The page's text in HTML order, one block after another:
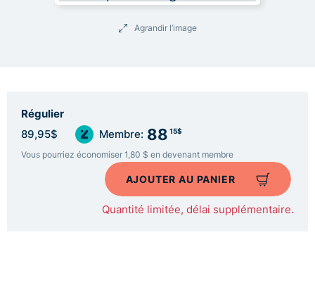
Agrandir l’image
Régulier
89,95$ Membre: 88 15$
Vous pourriez économiser 1,80 $ en devenant membre
AJOUTER AU PANIER
Quantité limitée, délai supplémentaire.